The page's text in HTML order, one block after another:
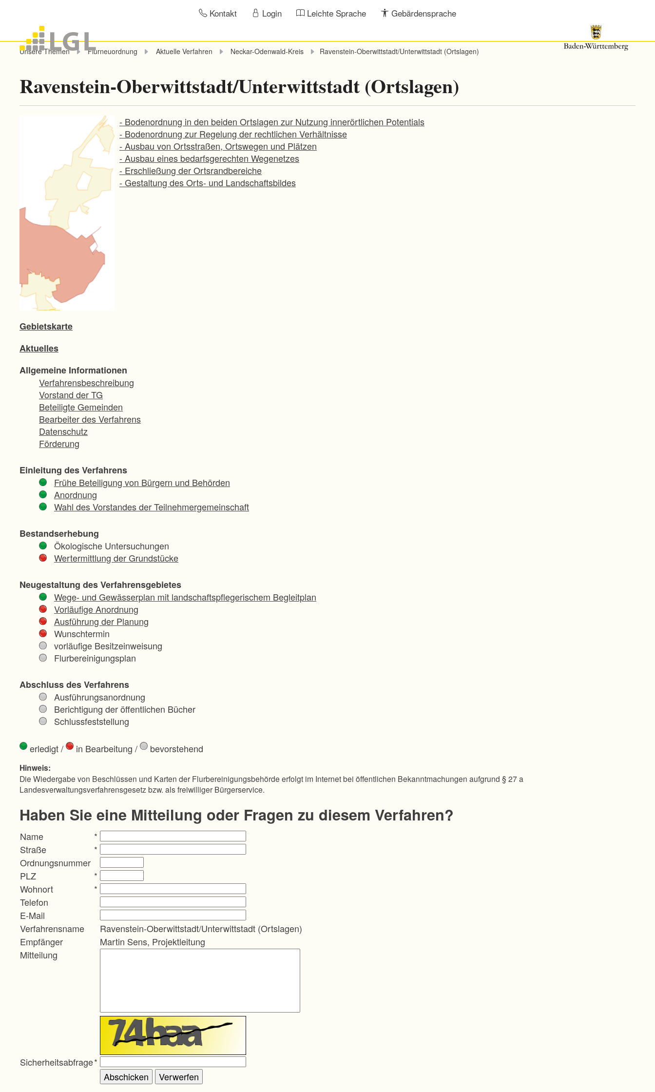
Kontakt Login Leichte Sprache Gebärdensprache
Unsere Themen Flurneuordnung Aktuelle Verfahren Neckar-Odenwald-Kreis Ravenstein-Oberwittstadt/Unterwittstadt (Ortslagen)
Ravenstein-Oberwittstadt/Unterwittstadt (Ortslagen)
- Bodenordnung in den beiden Ortslagen zur Nutzung innerörtlichen Potentials
- Bodenordnung zur Regelung der rechtlichen Verhältnisse
- Ausbau von Ortsstraßen, Ortswegen und Plätzen
- Ausbau eines bedarfsgerechten Wegenetzes
- Erschließung der Ortsrandbereiche
- Gestaltung des Orts- und Landschaftsbildes
Gebietskarte
Aktuelles
Allgemeine Informationen
Verfahrensbeschreibung
Vorstand der TG
Beteiligte Gemeinden
Bearbeiter des Verfahrens
Datenschutz
Förderung
Einleitung des Verfahrens
Frühe Beteiligung von Bürgern und Behörden
Anordnung
Wahl des Vorstandes der Teilnehmergemeinschaft
Bestandserhebung
Ökologische Untersuchungen
Wertermittlung der Grundstücke
Neugestaltung des Verfahrensgebietes
Wege- und Gewässerplan mit landschaftspflegerischem Begleitplan
Vorläufige Anordnung
Ausführung der Planung
Wunschtermin
vorläufige Besitzeinweisung
Flurbereinigungsplan
Abschluss des Verfahrens
Ausführungsanordnung
Berichtigung der öffentlichen Bücher
Schlussfeststellung
erledigt/ in Bearbeitung / bevorstehend
Hinweis:
Die Wiedergabe von Beschlüssen und Karten der Flurbereinigungsbehörde erfolgt im Internet bei öffentlichen Bekanntmachungen aufgrund § 27 a
Landesverwaltungsverfahrensgesetz bzw. als freiwilliger Bürgerservice.
Haben Sie eine Mitteilung oder Fragen zu diesem Verfahren?
Name
*
Straße
*
Ordnungsnummer
PLZ
*
Wohnort
*
Telefon
E-Mail
Verfahrensname
Ravenstein-Oberwittstadt/Unterwittstadt (Ortslagen)
Empfänger
Martin Sens, Projektleitung
Mitteilung
Sicherheitsabfrage*